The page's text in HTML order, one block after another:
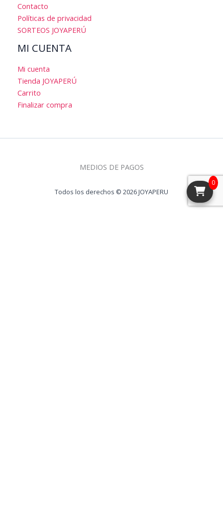
Contacto
Políticas de privacidad
SORTEOS JOYAPERÚ
MI CUENTA
Mi cuenta
Tienda JOYAPERÚ
Carrito
Finalizar compra
MEDIOS DE PAGOS
Todos los derechos © 2026 JOYAPERU
0